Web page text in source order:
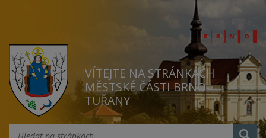
VÍTEJTE NA STRÁNKÁCH
MĚSTSKÉ ČÁSTI BRNO
TUŘANY